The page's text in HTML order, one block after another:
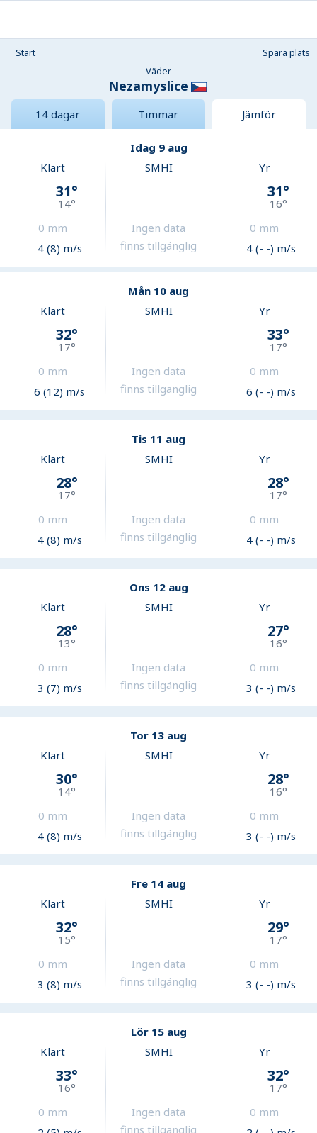
Start
Spara plats
Väder
Nezamyslice
14 dagar Timmar Jämför
Idag 9 aug
Klart
31°
14°
0 mm
4 (8) m/s
SMHI
Ingen data
finns tillgänglig
Yr
31°
16°
0 mm
4 (- -) m/s
Mån 10 aug
Klart
32°
17°
0 mm
6 (12) m/s
SMHI
Ingen data
finns tillgänglig
Yr
33°
17°
0 mm
6 (- -) m/s
Tis 11 aug
Klart
28°
17°
0 mm
4 (8) m/s
SMHI
Ingen data
finns tillgänglig
Yr
28°
17°
0 mm
4 (- -) m/s
Ons 12 aug
Klart
28°
13°
0 mm
3 (7) m/s
SMHI
Ingen data
finns tillgänglig
Yr
27°
16°
0 mm
3 (- -) m/s
Tor 13 aug
Klart
30°
14°
0 mm
4 (8) m/s
SMHI
Ingen data
finns tillgänglig
Yr
28°
16°
0 mm
3 (- -) m/s
Fre 14 aug
Klart
32°
15°
0 mm
3 (8) m/s
SMHI
Ingen data
finns tillgänglig
Yr
29°
17°
0 mm
3 (- -) m/s
Lör 15 aug
Klart
33°
16°
0 mm
SMHI
Ingen data
finns tillgänglig
Yr
32°
17°
0 mm